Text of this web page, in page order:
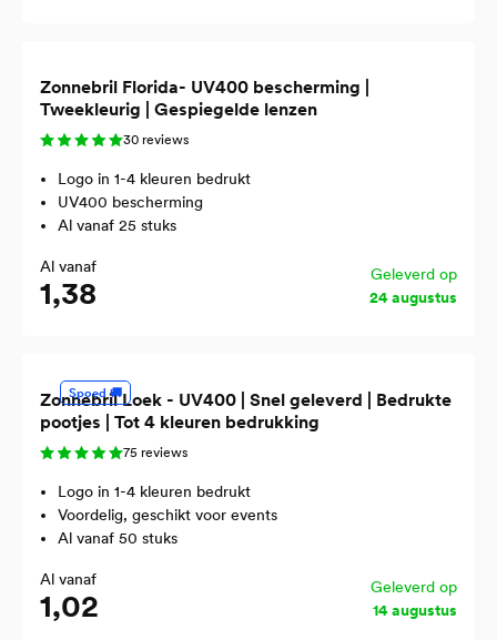
Zonnebril Florida- UV400 bescherming |
Tweekleurig | Gespiegelde lenzen
30 reviews
Logo in 1-4 kleuren bedrukt
UV400 bescherming
Al vanaf 25 stuks
Al vanaf
1,38
Geleverd op
24 augustus
Spoed 🚚
Zonnebril Loek - UV400 | Snel geleverd | Bedrukte
pootjes | Tot 4 kleuren bedrukking
75 reviews
Logo in 1-4 kleuren bedrukt
Voordelig, geschikt voor events
Al vanaf 50 stuks
Al vanaf
1,02
Geleverd op
14 augustus